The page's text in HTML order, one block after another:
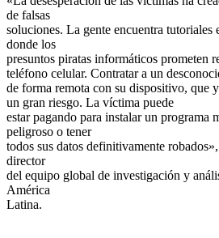
de falsas
soluciones. La gente encuentra tutoriales
donde los
presuntos piratas informáticos prometen
teléfono celular. Contratar a un
de forma remota con su dispositivo, que
un gran riesgo. La víctima puede
estar pagando para instalar un programa
peligroso o tener
todos sus datos definitivamente
director
del equipo global de investigación y
América
Latina.